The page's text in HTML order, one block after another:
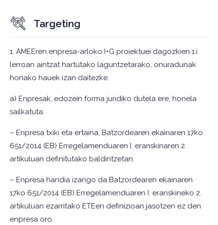
Targeting
1. AMEEren enpresa-arloko I+G proiektuei dagozkien 1.i
lerroan aintzat hartutako laguntzetarako, onuradunak
honako hauek izan daitezke:
a) Enpresak, edozein forma juridiko dutela ere, honela
sailkatuta:
– Enpresa txiki eta ertaina, Batzordearen ekainaren 17ko
651/2014 (EB) Erregelamenduaren I. eranskinaren 2.
artikuluan definitutako baldintzetan.
– Enpresa handia izango da Batzordearen ekainaren
17ko 651/2014 (EB) Erregelamenduaren I. eranskineko 2.
artikuluan ezarritako ETEen definizioan jasotzen ez den
enpresa oro.